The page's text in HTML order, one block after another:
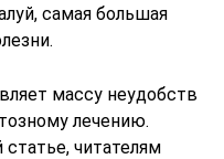
самая большая
массу неудобств
лечению.
читателям